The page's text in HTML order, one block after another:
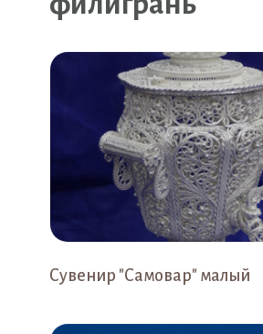
Сувенир "Самовар" малый